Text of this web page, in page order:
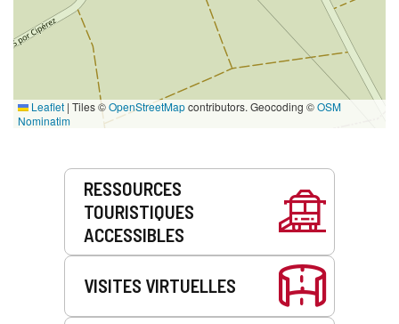
Leaflet | Tiles ©OpenStreetMapcontributors. Geocoding ©OSM
Nominatim
Prestations
RESSOURCES
TOURISTIQUES
ACCESSIBLES
VISITES VIRTUELLES